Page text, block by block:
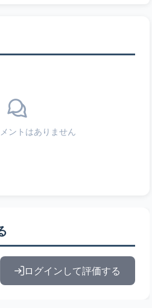
ントはありません
ログインして評価する